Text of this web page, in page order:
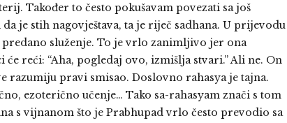
Također to često pokušavam povezati sa još
je stih nagovještava, ta je riječ sadhana. U prijevodu
služenje. To je vrlo zanimljivo jer ona
reći: “Aha, pogledaj ovo, izmišlja stvari.” Ali ne. On
razumiju pravi smisao. Doslovno rahasya je tajna.
ezoterično učenje… Tako sa-rahasyam znači s tom
s vijnanom što je Prabhupad vrlo često prevodio sa